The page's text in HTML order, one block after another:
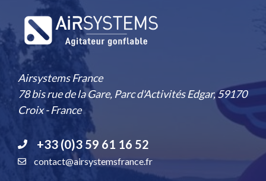
Airsystems France
78 bis rue de la Gare, Parc d'Activités Edgar, 59170
Croix - France
+33 (0)3 59 61 16 52
contact@airsystemsfrance.fr